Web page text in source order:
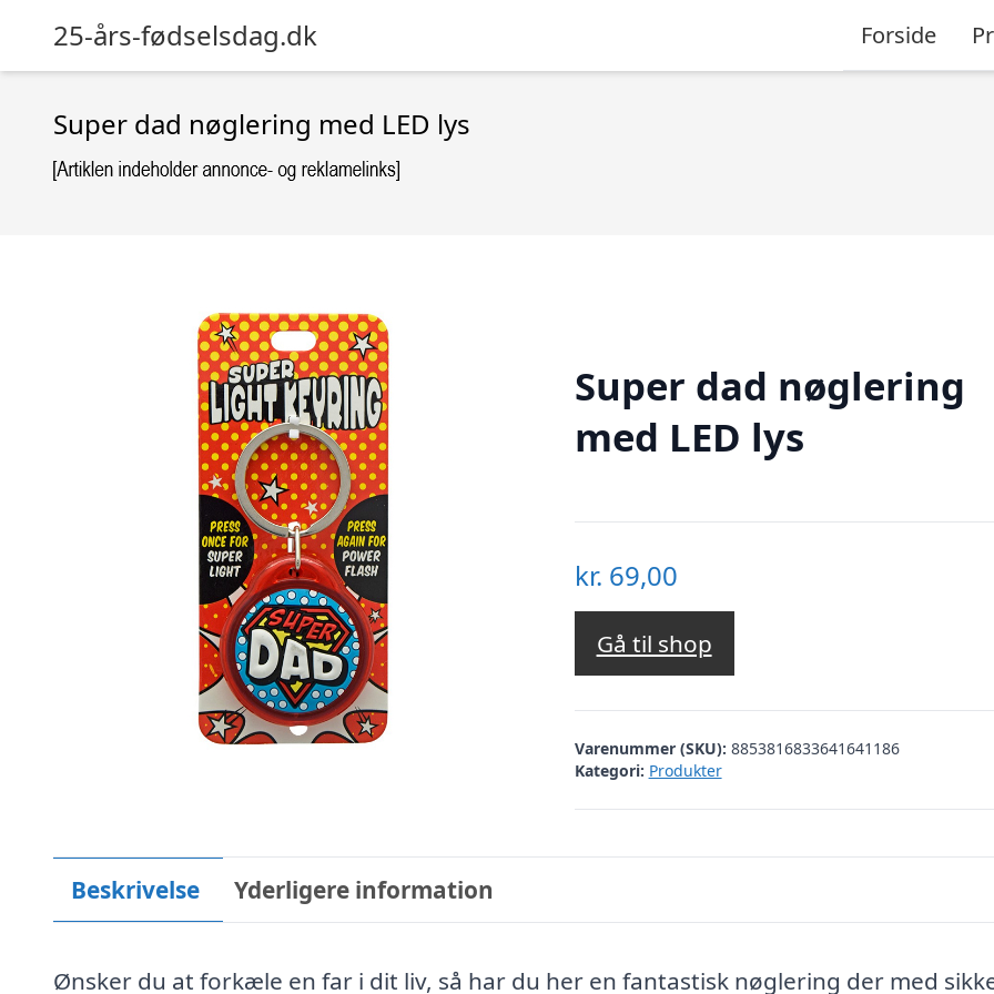
25-års-fødselsdag.dk Forside
Super dad nøglering med LED lys
Super dad nøglering
med LED lys
kr. 69,00
Gå til shop
Varenummer (SKU): 8853816833641641186
Kategori: Produkter
Beskrivelse Yderligere information
Ønsker du at forkæle en far i dit liv, så har du her en fantastisk nøglering der med